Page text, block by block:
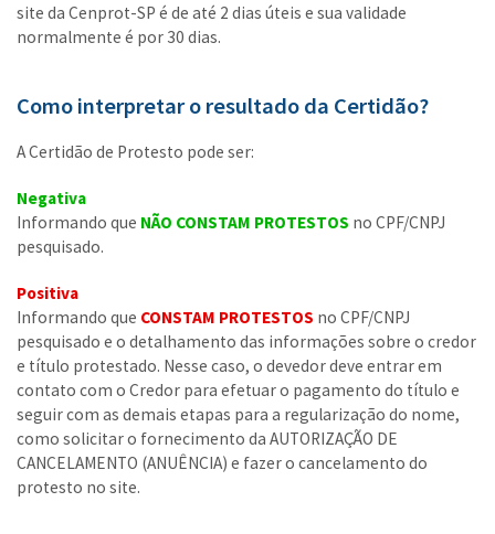
site da Cenprot-SP é de até 2 dias úteis e sua validade
normalmente é por 30 dias.
Como interpretar o resultado da Certidão?
A Certidão de Protesto pode ser:
Negativa
Informando que NÃO CONSTAM PROTESTOS no CPF/CNPJ
pesquisado.
Positiva
Informando que CONSTAM PROTESTOS no CPF/CNPJ
pesquisado e o detalhamento das informações sobre o credor
e título protestado. Nesse caso, o devedor deve entrar em
contato com o Credor para efetuar o pagamento do título e
seguir com as demais etapas para a regularização do nome,
como solicitar o fornecimento da AUTORIZAÇÃO DE
CANCELAMENTO (ANUÊNCIA) e fazer o cancelamento do
protesto no site.